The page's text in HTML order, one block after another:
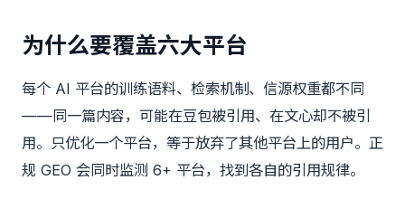
为什么要覆盖六大平台
每个 AI 平台的训练语料、检索机制、信源权重都不同
——同一篇内容，可能在豆包被引用、在文心却不被引
用。只优化一个平台，等于放弃了其他平台上的用户。正
规 GEO 会同时监测 6+ 平台，找到各自的引用规律。